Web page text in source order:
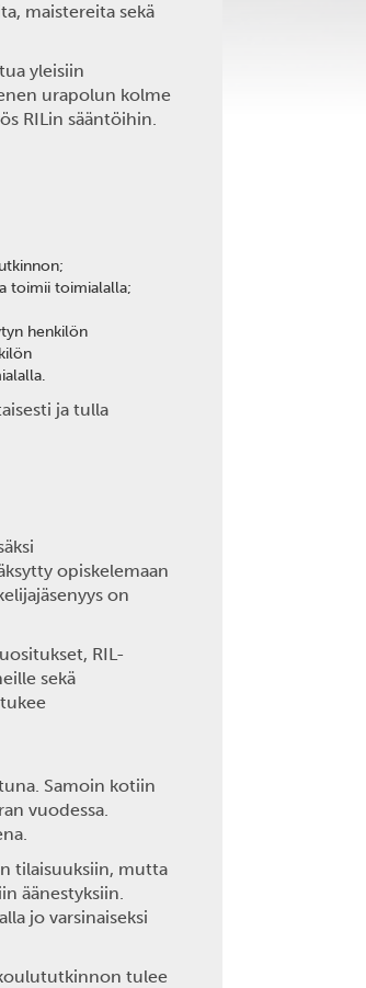
maistereita sekä
yleisiin
urapolun kolme
RILin sääntöihin.
toimii toimialalla;
henkilön
ja tulla
opiskelemaan
on
RIL-
sekä
Samoin kotiin
vuodessa.
tilaisuuksiin, mutta
äänestyksiin.
jo varsinaiseksi
tulee